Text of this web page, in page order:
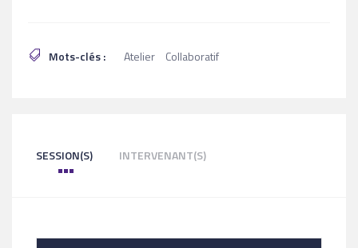
Mots-clés : Atelier Collaboratif
SESSION(S) INTERVENANT(S)